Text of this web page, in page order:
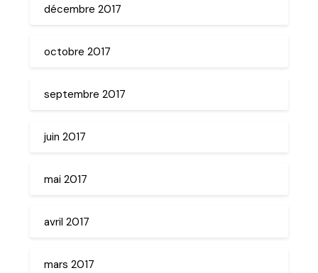
décembre 2017
octobre 2017
septembre 2017
juin 2017
mai 2017
avril 2017
mars 2017